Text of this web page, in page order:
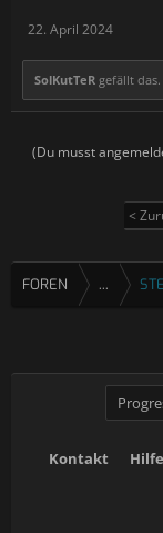
22. April 2024
SolKutTeR gefällt das.
(Du musst
<
FOREN ...
Kontakt Hilfe